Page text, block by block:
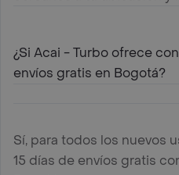
¿Si Acai - Turbo ofrece
envíos gratis en Bogotá?
Sí, para todos los nuevos
15 días de envíos gratis